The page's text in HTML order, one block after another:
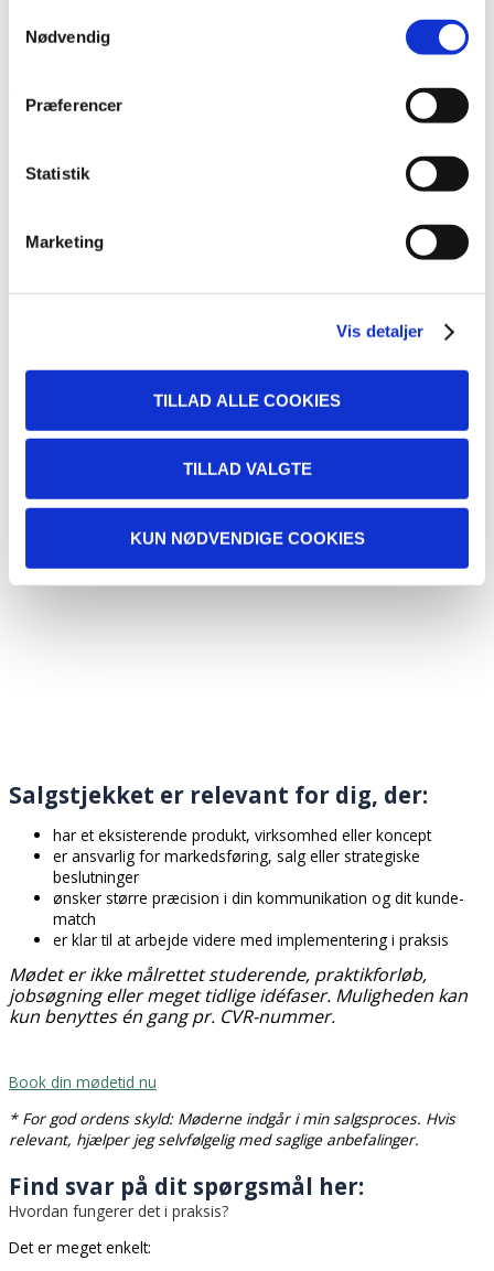
Nødvendig
Præferencer
Statistik
Marketing
Vis detaljer
TILLAD ALLE COOKIES
TILLAD VALGTE
KUN NØDVENDIGE COOKIES
Et stærkere grundlag for beslutninger og implementering
Salgstjekket er relevant for dig, der:
har et eksisterende produkt, virksomhed eller koncept
er ansvarlig for markedsføring, salg eller strategiske
beslutninger
ønsker større præcision i din kommunikation og dit kunde-
match
er klar til at arbejde videre med implementering i praksis
Mødet er ikke målrettet studerende, praktikforløb,
jobsøgning eller meget tidlige idéfaser. Muligheden kan
kun benyttes én gang pr. CVR-nummer.
Book din mødetid nu
* For god ordens skyld: Møderne indgår i min salgsproces. Hvis
relevant, hjælper jeg selvfølgelig med saglige anbefalinger.
Find svar på dit spørgsmål her:
Hvordan fungerer det i praksis?
Det er meget enkelt: